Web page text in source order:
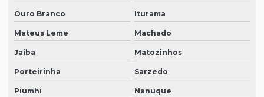
Ouro Branco Iturama
Mateus Leme Machado
Jaíba Matozinhos
Porteirinha Sarzedo
Piumhi Nanuque